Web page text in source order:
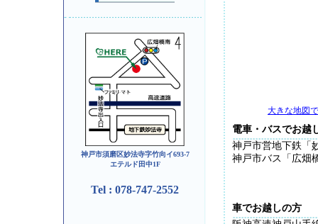
神戸市須磨区妙法寺字竹向イ693-7
エテルド田中1F
Tel : 078-747-2552
大きな地図
電車・バスでお越
神戸市営地下鉄「
神戸市バス「広畑
車でお越しの方